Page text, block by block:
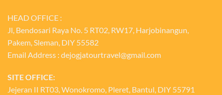
HEAD OFFICE :
Jl, Bendosari Raya No. 5 RT02, RW17, Harjobinangun,
Pakem, Sleman, DIY 55582
Email Address : dejogjatourtravel@gmail.com
SITE OFFICE:
Jejeran II RT03, Wonokromo, Pleret, Bantul, DIY 55791